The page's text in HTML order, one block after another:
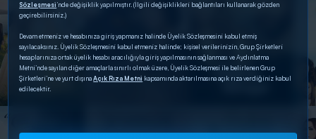
Sözleşmesi’nde değişiklik yapılmıştır. (İlgili değişiklikleri bağlantıları kullanarak gözden
geçirebilirsiniz.)
Devam etmeniz ve hesabınıza giriş yapmanız halinde Üyelik Sözleşmesini kabul etmiş
sayılacaksınız. Üyelik Sözleşmesini kabul etmeniz halinde; kişisel verilerinizin, Grup Şirketleri
hesaplarınıza ortak üyelik hesabı aracılığıyla giriş yapılmasının sağlanması ve Aydınlatma
Metni’nde sayılan diğer amaçlarla sınırlı olmak üzere, Üyelik Sözleşmesi ile belirlenen Grup
Şirketleri’ne ve yurt dışınaAçık Rıza Metni kapsamında aktarılmasına açık rıza verdiğiniz kabul
edilecektir.